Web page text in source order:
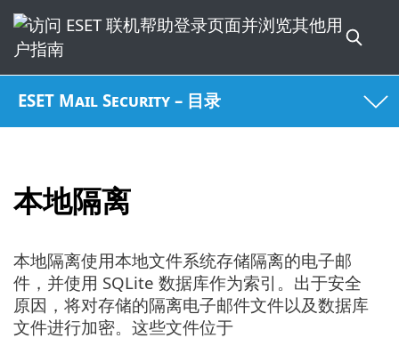
ESET Mail Security – 目录
本地隔离
本地隔离使用本地文件系统存储隔离的电子邮
件，并使用 SQLite 数据库作为索引。出于安全
原因，将对存储的隔离电子邮件文件以及数据库
文件进行加密。这些文件位于